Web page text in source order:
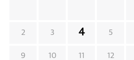
2 3 4 5
9 10 11 12